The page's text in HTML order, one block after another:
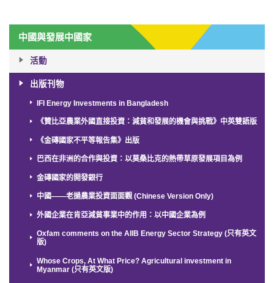
中國與發展中國家
活動
出版刊物
IFI Energy Investments in Bangladesh
《贊比亞農業外國直接投資：減貧和發展的機會與挑戰》中英雙語版
《金磚國家不平等報告集》出版
巴西在非洲的合作與投資：以莫桑比克的熱帶草原發展項目為例
金磚國家的開發銀行
中國——老撾農業投資面面觀 (Chinese Version Only)
外國企業在肯亞減貧事業中的作用：以中國企業為例
Oxfam comments on the AIIB Energy Sector Strategy (只有英文
版)
Whose Crops, At What Price? Agricultural investment in
Myanmar (只有英文版)